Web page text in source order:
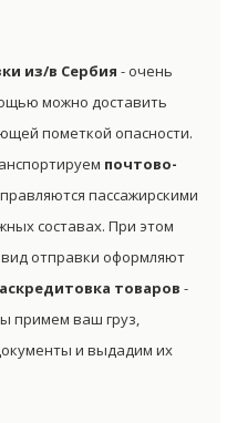
из/в Сербия - очень
можно доставить
пометкой опасности.
почтово-
пассажирскими
составах. При этом
отправки оформляют
товаров -
примем ваш груз,
и выдадим их